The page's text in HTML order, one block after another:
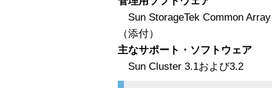
Sun StorageTek Common
（添付）
主なサポート・ソフトウェア
Sun Cluster 3.1および3.2